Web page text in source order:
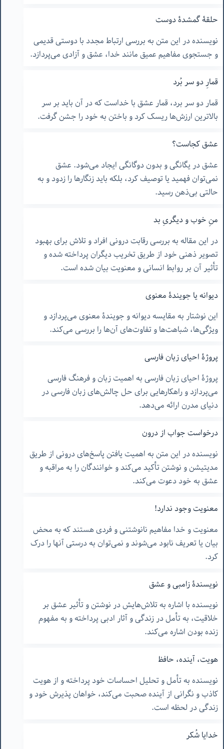
حلقۀ گمشدۀ دوست
نویسنده در این متن به بررسی ارتباط مجدد با دوستی قدیمی
و جستجوی مفاهیم عمیق مانند خدا، عشق و آزادی می‌پردازد.
قمارِ دو سر بُرد
قمار دو سر برد، قمار عشق با خداست که در آن باید بر سر
بالاترین ارزش‌ها ریسک کرد و باختن به خود را جشن گرفت.
عشق کجاست؟
عشق در یگانگی و بدون دوگانگی ایجاد می‌شود. عشق
نمی‌توان فهمید یا توصیف کرد، بلکه باید زنگارها را زدود و به
حالتی بی‌ذهن رسید.
منِ خوب و دیگریِ بد
در این مقاله به بررسی رقابت درونی افراد و تلاش برای بهبود
تصویر ذهنی خود از طریق تخریب دیگران پرداخته شده و
تأثیر آن بر روابط انسانی و معنویت بیان شده است.
دیوانه یا جویندۀ معنوی
این نوشتار به مقایسه دیوانه و جویندۀ معنوی می‌پردازد و
ویژگی‌ها، شباهت‌ها و تفاوت‌های آن‌ها را بررسی می‌کند.
پروژۀ احیای زبان فارسی
پروژۀ احیای زبان فارسی به اهمیت زبان و فرهنگ فارسی
می‌پردازد و راهکارهایی برای حل چالش‌های زبان فارسی در
دنیای مدرن ارائه می‌دهد.
درخواست جواب از درون
نویسنده در این متن به اهمیت یافتن پاسخ‌های درونی از طریق
مدیتیشن و نوشتن تأکید می‌کند و خوانندگان را به مراقبه و
عشق به خود دعوت می‌کند.
معنویت وجود ندارد!
معنویت و خدا مفاهیم نانوشتنی و فردی هستند که به محض
بیان یا تعریف نابود می‌شوند و نمی‌توان به درستی آنها را درک
کرد.
نویسندۀ زامبی و عشق
نویسنده با اشاره به تلاش‌هایش در نوشتن و تأثیر عشق بر
خلاقیت، به تأمل در زندگی و آثار ادبی پرداخته و به مفهوم
زنده بودن اشاره می‌کند.
هویت، آینده، حافظ
نویسنده به تأمل و تحلیل احساسات خود پرداخته و از هویت
کاذب و نگرانی از آینده صحبت می‌کند، خواهان پذیرش خود و
زندگی در لحظه است.
خدایا شُکر